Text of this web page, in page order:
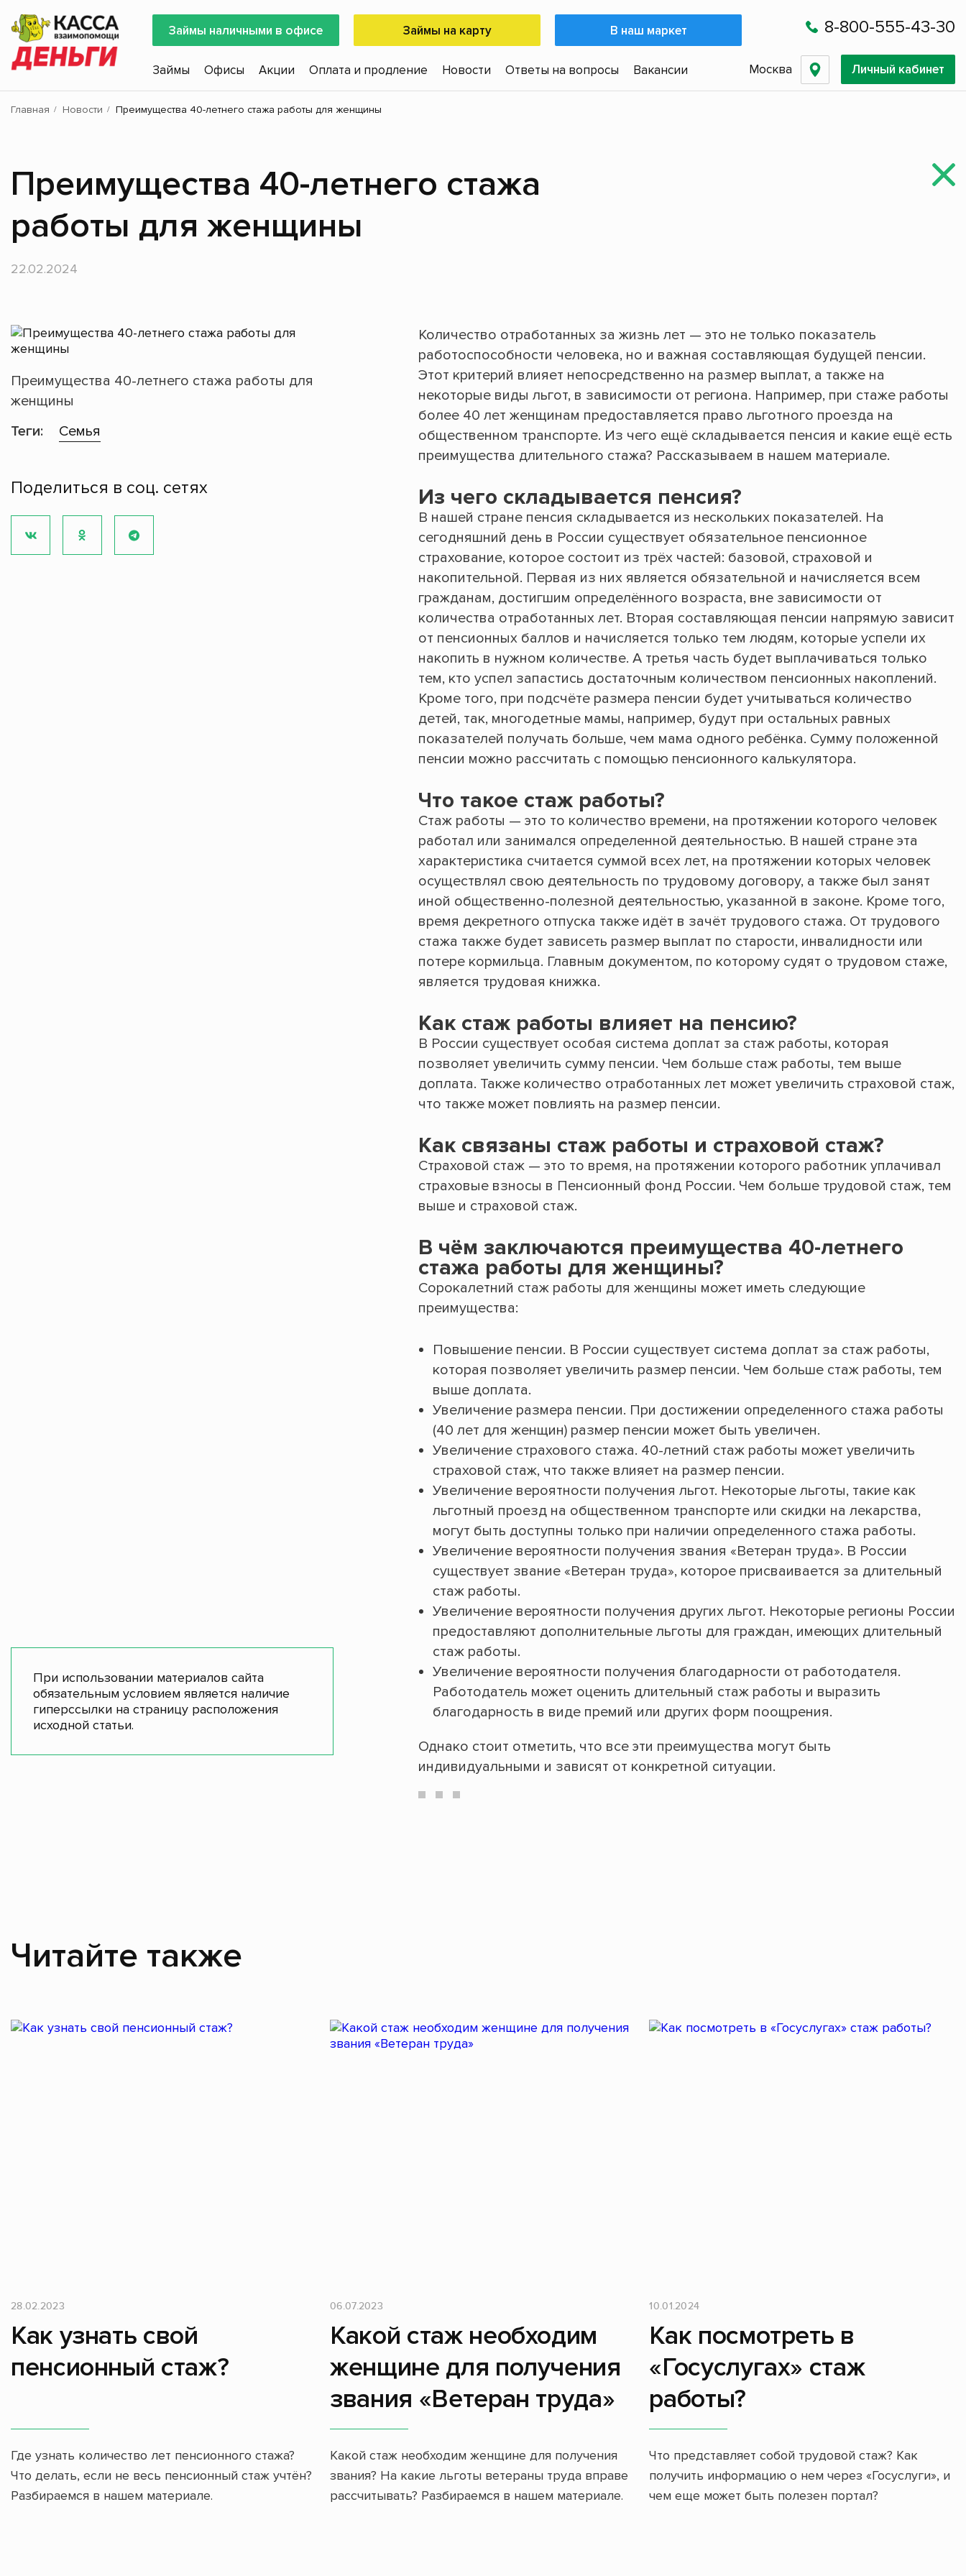
Займы наличными в офисе Займы на карту В наш маркет 8-800-555-43-30
Займы Офисы Акции Оплата и продление Новости Ответы на вопросы Вакансии Москва Личный кабинет
Главная Новости Преимущества 40-летнего стажа работы для женщины
Преимущества 40-летнего стажа
работы для женщины
22.02.2024
Преимущества 40-летнего стажа работы для
женщины
Теги:
Семья
Поделиться в соц. сетях
При использовании материалов сайта
обязательным условием является наличие
гиперссылки на страницу расположения
исходной статьи.
Количество отработанных за жизнь лет — это не только показатель
работоспособности человека, но и важная составляющая будущей пенсии.
Этот критерий влияет непосредственно на размер выплат, а также на
некоторые виды льгот, в зависимости от региона. Например, при стаже работы
более 40 лет женщинам предоставляется право льготного проезда на
общественном транспорте. Из чего ещё складывается пенсия и какие ещё есть
преимущества длительного стажа? Рассказываем в нашем материале.
Из чего складывается пенсия?
В нашей стране пенсия складывается из нескольких показателей. На
сегодняшний день в России существует обязательное пенсионное
страхование, которое состоит из трёх частей: базовой, страховой и
накопительной. Первая из них является обязательной и начисляется всем
гражданам, достигшим определённого возраста, вне зависимости от
количества отработанных лет. Вторая составляющая пенсии напрямую зависит
от пенсионных баллов и начисляется только тем людям, которые успели их
накопить в нужном количестве. А третья часть будет выплачиваться только
тем, кто успел запастись достаточным количеством пенсионных накоплений.
Кроме того, при подсчёте размера пенсии будет учитываться количество
детей, так, многодетные мамы, например, будут при остальных равных
показателей получать больше, чем мама одного ребёнка. Сумму положенной
пенсии можно рассчитать с помощью пенсионного калькулятора.
Что такое стаж работы?
Стаж работы — это то количество времени, на протяжении которого человек
работал или занимался определенной деятельностью. В нашей стране эта
характеристика считается суммой всех лет, на протяжении которых человек
осуществлял свою деятельность по трудовому договору, а также был занят
иной общественно-полезной деятельностью, указанной в законе. Кроме того,
время декретного отпуска также идёт в зачёт трудового стажа. От трудового
стажа также будет зависеть размер выплат по старости, инвалидности или
потере кормильца. Главным документом, по которому судят о трудовом стаже,
является трудовая книжка.
Как стаж работы влияет на пенсию?
В России существует особая система доплат за стаж работы, которая
позволяет увеличить сумму пенсии. Чем больше стаж работы, тем выше
доплата. Также количество отработанных лет может увеличить страховой стаж,
что также может повлиять на размер пенсии.
Как связаны стаж работы и страховой стаж?
Страховой стаж — это то время, на протяжении которого работник уплачивал
страховые взносы в Пенсионный фонд России. Чем больше трудовой стаж, тем
выше и страховой стаж.
В чём заключаются преимущества 40-летнего
стажа работы для женщины?
Сорокалетний стаж работы для женщины может иметь следующие
преимущества:
Повышение пенсии. В России существует система доплат за стаж работы,
которая позволяет увеличить размер пенсии. Чем больше стаж работы, тем
выше доплата.
Увеличение размера пенсии. При достижении определенного стажа работы
(40 лет для женщин) размер пенсии может быть увеличен.
Увеличение страхового стажа. 40-летний стаж работы может увеличить
страховой стаж, что также влияет на размер пенсии.
Увеличение вероятности получения льгот. Некоторые льготы, такие как
льготный проезд на общественном транспорте или скидки на лекарства,
могут быть доступны только при наличии определенного стажа работы.
Увеличение вероятности получения звания «Ветеран труда». В России
существует звание «Ветеран труда», которое присваивается за длительный
стаж работы.
Увеличение вероятности получения других льгот. Некоторые регионы России
предоставляют дополнительные льготы для граждан, имеющих длительный
стаж работы.
Увеличение вероятности получения благодарности от работодателя.
Работодатель может оценить длительный стаж работы и выразить
благодарность в виде премий или других форм поощрения.
Однако стоит отметить, что все эти преимущества могут быть
индивидуальными и зависят от конкретной ситуации.
Читайте также
28.02.2023
Как узнать свой
пенсионный стаж?
Где узнать количество лет пенсионного стажа?
Что делать, если не весь пенсионный стаж учтён?
Разбираемся в нашем материале.
06.07.2023
Какой стаж необходим
женщине для получения
звания «Ветеран труда»
Какой стаж необходим женщине для получения
звания? На какие льготы ветераны труда вправе
рассчитывать? Разбираемся в нашем материале.
10.01.2024
Как посмотреть в
«Госуслугах» стаж
работы?
Что представляет собой трудовой стаж? Как
получить информацию о нем через «Госуслуги», и
чем еще может быть полезен портал?